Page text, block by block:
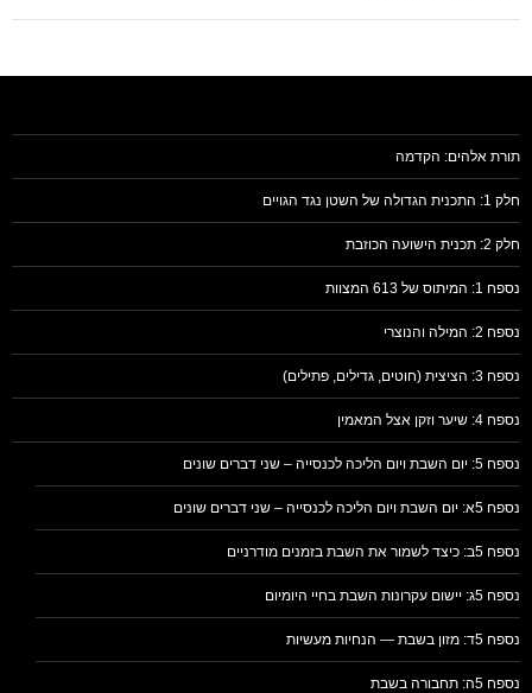
תורת אלהים: הקדמה
חלק 1: התכנית הגדולה של השטן נגד הגויים
חלק 2: תכנית הישועה הכוזבת
נספח 1: המיתוס של 613 המצוות
נספח 2: המילה והנוצרי
נספח 3: הציצית (חוטים, גדילים, פתילים)
נספח 4: שיער וזקן אצל המאמין
נספח 5: יום השבת ויום הליכה לכנסייה – שני דברים שונים
נספח 5א: יום השבת ויום הליכה לכנסייה – שני דברים שונים
נספח 5ב: כיצד לשמור את השבת בזמנים מודרניים
נספח 5ג: יישום עקרונות השבת בחיי היומיום
נספח 5ד: מזון בשבת — הנחיות מעשיות
נספח 5ה: תחבורה בשבת